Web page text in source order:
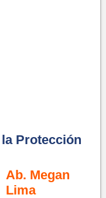
Protección
Ab. Megan
Lima